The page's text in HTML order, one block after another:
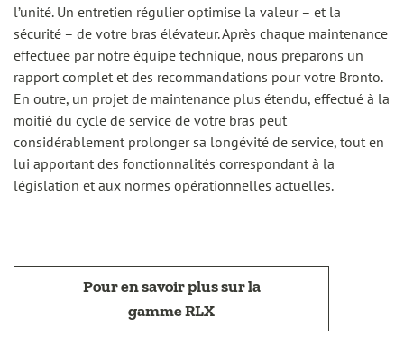
l’unité. Un entretien régulier optimise la valeur – et la
sécurité – de votre bras élévateur. Après chaque maintenance
effectuée par notre équipe technique, nous préparons un
rapport complet et des recommandations pour votre Bronto.
En outre, un projet de maintenance plus étendu, effectué à la
moitié du cycle de service de votre bras peut
considérablement prolonger sa longévité de service, tout en
lui apportant des fonctionnalités correspondant à la
législation et aux normes opérationnelles actuelles.
Pour en savoir plus sur la
gamme RLX